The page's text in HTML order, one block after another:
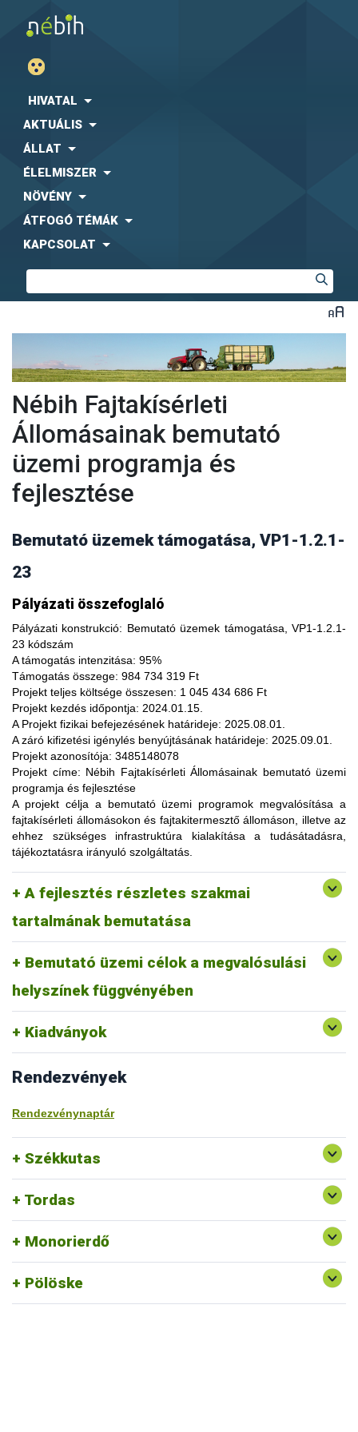
HIVATAL
AKTUÁLIS
ÁLLAT
ÉLELMISZER
NÖVÉNY
ÁTFOGÓ TÉMÁK
KAPCSOLAT
Nébih Fajtakísérleti
Állomásainak bemutató
üzemi programja és
fejlesztése
Bemutató üzemek támogatása, VP1-1.2.1-
23
Pályázati összefoglaló
Pályázati konstrukció: Bemutató üzemek támogatása, VP1-1.2.1-
23 kódszám
A támogatás intenzitása: 95%
Támogatás összege: 984 734 319 Ft
Projekt teljes költsége összesen: 1 045 434 686 Ft
Projekt kezdés időpontja: 2024.01.15.
A Projekt fizikai befejezésének határideje: 2025.08.01.
A záró kifizetési igénylés benyújtásának határideje: 2025.09.01.
Projekt azonosítója: 3485148078
Projekt címe: Nébih Fajtakísérleti Állomásainak bemutató üzemi
programja és fejlesztése
A projekt céljaa bemutató üzemi programok megvalósítása a
fajtakísérleti állomásokon és fajtakitermesztő állomáson, illetve az
ehhez szükséges infrastruktúra kialakítása a tudásátadásra,
tájékoztatásra irányuló szolgáltatás.
A fejlesztés részletes szakmai
tartalmának bemutatása
A fajtakísérleti és fajtakitermesztési állomások
modernizálásával, olyan növényfajta kísérleteket lehet
végezni, melyekkel limitálhatóak a mezőgazdasági termesztés
bizonytalanságából adódó negatív hatások, növelhető a
termésbiztonság, valamint a növényi kórokozókkal, kártevőkkel
szembeni ellenálló képesség. A fajtakísérlet során megszerzett
tapasztalatok átadása az agrárgazdaság szereplői részére egy
olyan, a hagyományostól eltérő jellegű tudás megszerzési
lehetőség, amelynek során a résztvevők elsősorban
gyakorlatorientált ismeretanyaggal, tapasztalatokkal
gazdagodhatnak, a fajtahasználaton túl, az aktuális termelési
eljárások és gazdaságszervezési minták alkalmazása
tekintetében. A gazdálkodók olyan innovatív ismereteket,
növénykultúrákat (fajtákat), környezetvédelmi megoldásokat
ismerhetnek meg, amelyek alkalmazása révén
optimalizálhatják a termelést, csökkenthetik a szennyezőanyag
kibocsátást, valamint eredményesen alkalmazkodhatnak a
állomáson (Tordas, Pölöske, Székkutas, Monorierdő)
valósulna meg bemutató üzemi program.
Bemutató üzemi célok a megvalósulási
helyszínek függvényében
Tordas
kertészeti (zöldség, gyümölcs) fajok, szántóföldi
és üvegházi termesztési körülmények, ökológiai
gazdálkodásra alkalmas fajták vizsgálata
Pölöske
kertészeti (gyümölcs) fajok
Székkutas
szántóföldi fajok vizsgálata
Monorierdő erdészeti fajok vizsgálata, fajtakitermesztés
Kiadványok
Rendezvények
Rendezvénynaptár
Székkutas
Tordas
Monorierdő
Pölöske